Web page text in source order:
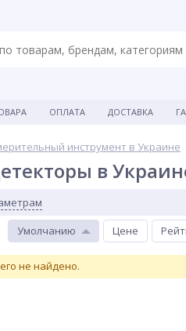
ОПЛАТА ДОСТАВКА
инструмент в Украине
в
Умолчанию Цене
не найдено.